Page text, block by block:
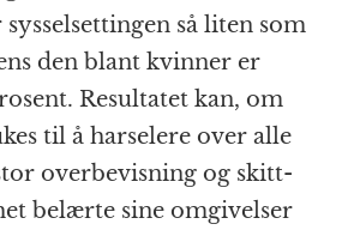
så liten som
den blant kvinner er
Resultatet kan, om
til å harselere over alle
over­bevisning og skitt­
belærte sine omgivelser